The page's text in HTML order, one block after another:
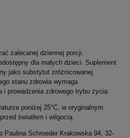
zalecanej dziennej porcji.
dla małych dzieci. Suplement
jako substytut zróżnicowanej
stanu zdrowia wymaga
i prowadzenia zdrowego trybu życia.
poniżej 25°C, w oryginalnym
światłem i wilgocią.
Paulina Schroeder Krakowska 94, 32-